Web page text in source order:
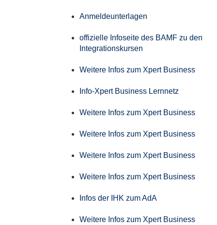
Anmeldeunterlagen
offizielle Infoseite des BAMF zu den
Integrationskursen
Weitere Infos zum Xpert Business
Info-Xpert Business Lernnetz
Weitere Infos zum Xpert Business
Weitere Infos zum Xpert Business
Weitere Infos zum Xpert Business
Weitere Infos zum Xpert Business
Infos der IHK zum AdA
Weitere Infos zum Xpert Business